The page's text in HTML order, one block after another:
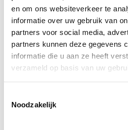
en om ons websiteverkeer te
informatie over uw gebruik van
partners voor social media,
partners kunnen deze gegevens
informatie die u aan ze heeft
verzameld op basis van uw
Noodzakelijk
© 2026 MERWEtechniek B.V.-
Cookieverklaring -